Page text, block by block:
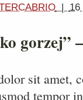
| 16
gorzej”
sit amet,
tempor